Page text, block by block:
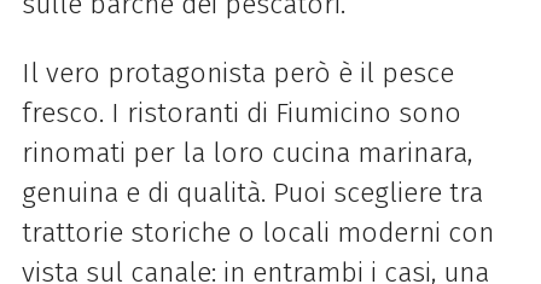
Il vero protagonista però è il pesce
fresco. I ristoranti di Fiumicino sono
rinomati per la loro cucina marinara,
genuina e di qualità. Puoi scegliere tra
trattorie storiche o locali moderni con
vista sul canale: in entrambi i casi, una